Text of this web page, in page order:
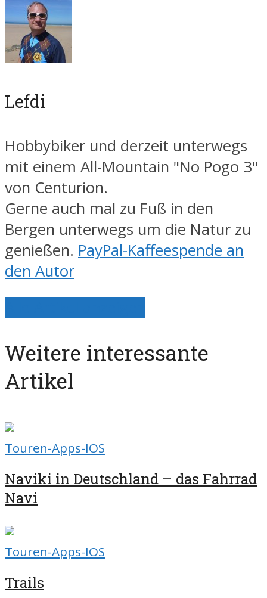
Lefdi
Hobbybiker und derzeit unterwegs
mit einem All-Mountain "No Pogo 3"
von Centurion.
Gerne auch mal zu Fuß in den
Bergen unterwegs um die Natur zu
genießen. PayPal-Kaffeespende an
den Autor
Weitere interessante
Artikel
Touren-Apps-IOS
Naviki in Deutschland – das Fahrrad
Navi
Touren-Apps-IOS
Trails